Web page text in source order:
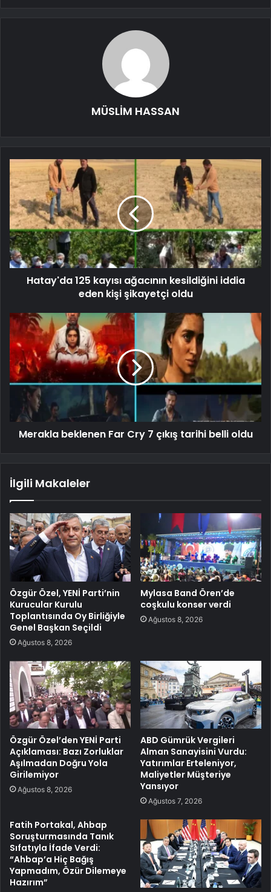
MÜSLİM HASSAN
Hatay'da 125 kayısı ağacının kesildiğini iddia
eden kişi şikayetçi oldu
Merakla beklenen Far Cry 7 çıkış tarihi belli oldu
İlgili Makaleler
Özgür Özel, YENİ Parti’nin
Kurucular Kurulu
Toplantısında Oy Birliğiyle
Genel Başkan Seçildi
Ağustos 8, 2026
Mylasa Band Ören’de
coşkulu konser verdi
Ağustos 8, 2026
Özgür Özel’den YENİ Parti
Açıklaması: Bazı Zorluklar
Aşılmadan Doğru Yola
Girilemiyor
Ağustos 8, 2026
ABD Gümrük Vergileri
Alman Sanayisini Vurdu:
Yatırımlar Erteleniyor,
Maliyetler Müşteriye
Yansıyor
Ağustos 7, 2026
Fatih Portakal, Ahbap
Soruşturmasında Tanık
Sıfatıyla İfade Verdi:
“Ahbap’a Hiç Bağış
Yapmadım, Özür Dilemeye
Hazırım”